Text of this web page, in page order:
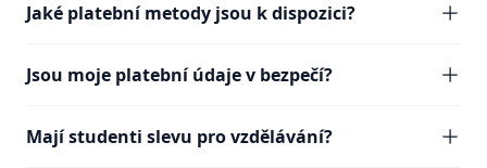
Jaké platební metody jsou k dispozici?
Jsou moje platební údaje v bezpečí?
Mají studenti slevu pro vzdělávání?